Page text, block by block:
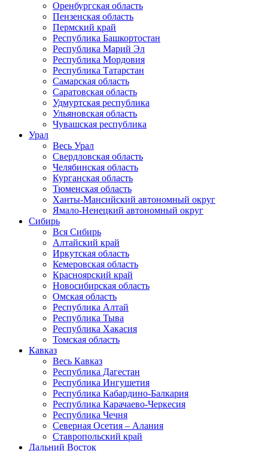
Оренбургская область
Пензенская область
Пермский край
Республика Башкортостан
Республика Марий Эл
Республика Мордовия
Республика Татарстан
Самарская область
Саратовская область
Удмуртская республика
Ульяновская область
Чувашская республика
Урал
Весь Урал
Свердловская область
Челябинская область
Курганская область
Тюменская область
Ханты-Мансийский автономный округ
Ямало-Ненецкий автономный округ
Сибирь
Вся Сибирь
Алтайский край
Иркутская область
Кемеровская область
Красноярский край
Новосибирская область
Омская область
Республика Алтай
Республика Тыва
Республика Хакасия
Томская область
Кавказ
Весь Кавказ
Республика Дагестан
Республика Ингушетия
Республика Кабардино-Балкария
Республика Карачаево-Черкесия
Республика Чечня
Северная Осетия – Алания
Ставропольский край
Дальний Восток